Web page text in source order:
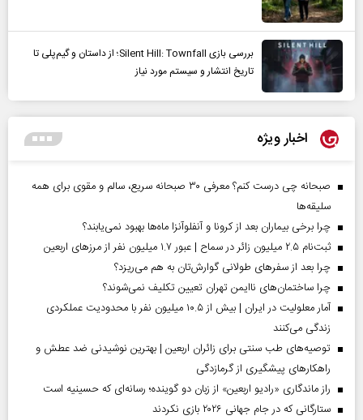
بررسی بازی Silent Hill: Townfall؛ از داستان و گیم‌پلی تا
تاریخ انتشار و سیستم مورد نیاز
اخبار ویژه
صبحانه چی درست کنم؟ معرفی ۳۰ صبحانه سریع، سالم و مقوی برای همه
سلیقه‌ها
چرا برخی بیماران بعد از کرونا و آنفلوآنزا ماه‌ها بهبود نمی‌یابند؟
ثبت‌نام ۲.۵ میلیون زائر در سماح | عبور ۱.۷ میلیون نفر از مرز‌های اربعین
چرا بعد از سفرهای طولانی گوارش‌تان به هم می‌ریزد؟
چرا ساختمان‌های ناایمن تهران تعیین تکلیف نمی‌شوند؟
آمار معلولیت در ایران | بیش از ۱۰.۵ میلیون نفر با محدودیت عملکردی
زندگی می‌کنند
توصیه‌های طب سنتی برای زائران اربعین | بهترین نوشیدنی ضد عطش و
راهکارهای پیشگیری از گرمازدگی
راز ماندگاری «رادیو اربعین» از زبان دو گوینده؛ رسانه‌ای که حسینیه است
ستارگانی که در جام جهانی ۲۰۲۶ بازی نکردند